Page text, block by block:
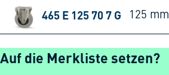
465 E 125 70 7 G 125 mm
Auf die Merkliste setzen?